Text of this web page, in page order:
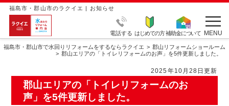
福島市・郡山市のラクイエ | お知らせ
電話する はじめての方補助金について MENU
福島市・郡山市で水回りリフォームをするならラクイエ
郡山リフォームショールーム
郡山エリアの「トイレリフォームのお声」を5件更新しました。
2025年10月28日更新
郡山エリアの「トイレリフォームのお
声」を5件更新しました。